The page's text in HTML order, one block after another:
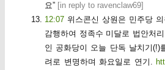
요” [in reply to ravenclaw69]
12:07 위스콘신 상원은 민주당
감행하여 정족수 미달로 법안처
인 공화당이 오늘 단독 날치기(!)
려로 변명하며 화요일로 연기.